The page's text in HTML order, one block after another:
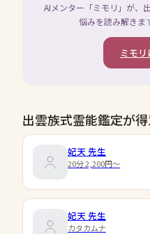
AIメンター「ミモリ」が、
悩みを読み解きま
ミモ
出雲族式霊能鑑定が
妃天 先生
20分 2,200円〜
妃天 先生
カタカムナ